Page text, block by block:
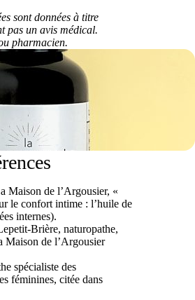
sont données à titre
pas un avis médical.
pharmacien.
Maison de l’Argousier, «
le confort intime : l’huile de
internes).
Brière, naturopathe,
Maison de l’Argousier
spécialiste des
féminines, citée dans